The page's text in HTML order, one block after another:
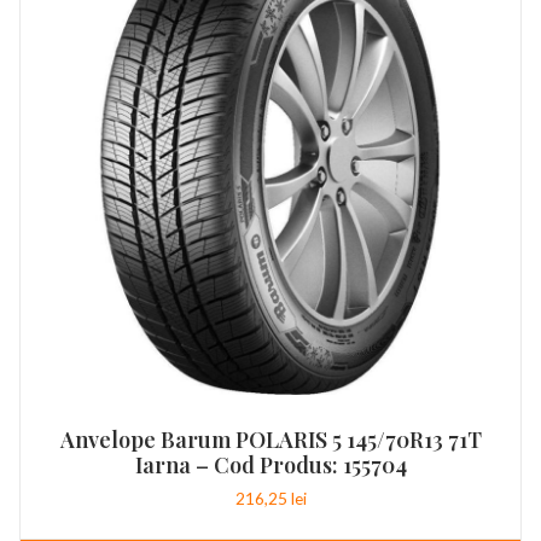
Anvelope Barum POLARIS 5 145/70R13 71T
Iarna – Cod Produs: 155704
216,25 lei